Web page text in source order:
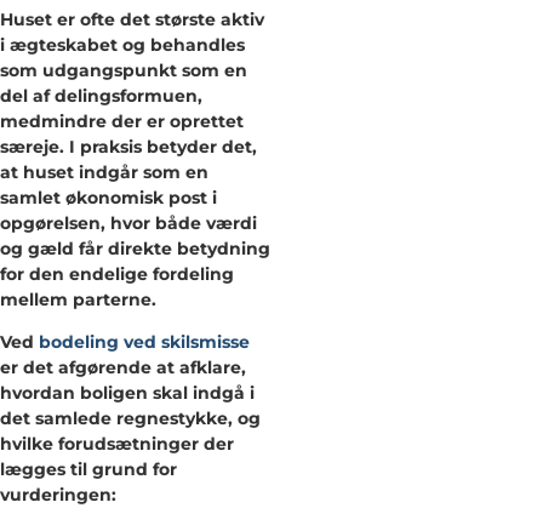
Huset er ofte det største aktiv
i ægteskabet og behandles
som udgangspunkt som en
del af delingsformuen,
medmindre der er oprettet
særeje. I praksis betyder det,
at huset indgår som en
samlet økonomisk post i
opgørelsen, hvor både værdi
og gæld får direkte betydning
for den endelige fordeling
mellem parterne.
Ved bodeling ved skilsmisse
er det afgørende at afklare,
hvordan boligen skal indgå i
det samlede regnestykke, og
hvilke forudsætninger der
lægges til grund for
vurderingen: